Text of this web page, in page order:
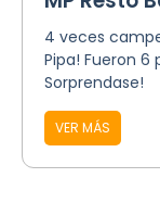
4 veces
Pipa! Fueron
Sorprendase!
VER MÁS